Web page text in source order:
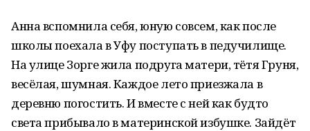
Анна вспомнила себя, юную совсем, как после
школы поехала в Уфу поступать в педучилище.
На улице Зорге жила подруга матери, тётя Груня,
весёлая, шумная. Каждое лето приезжала в
деревню погостить. И вместе с ней как будто
света прибывало в материнской избушке. Зайдёт